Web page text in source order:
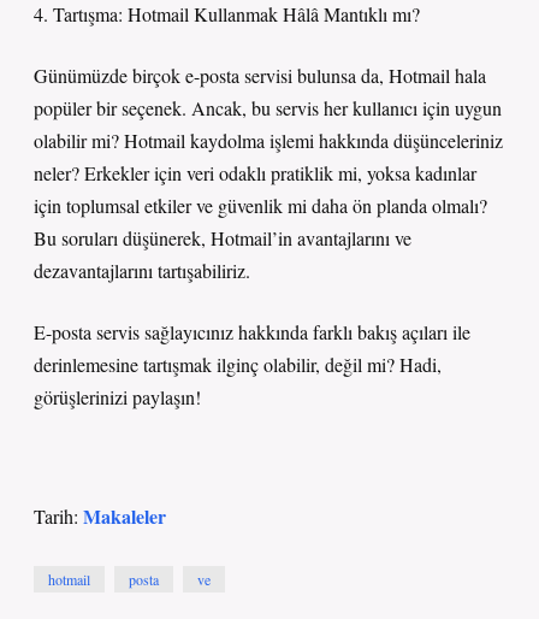
4. Tartışma: Hotmail Kullanmak Hâlâ Mantıklı mı?
Günümüzde birçok e-posta servisi bulunsa da, Hotmail hala
popüler bir seçenek. Ancak, bu servis her kullanıcı için uygun
olabilir mi? Hotmail kaydolma işlemi hakkında düşünceleriniz
neler? Erkekler için veri odaklı pratiklik mi, yoksa kadınlar
için toplumsal etkiler ve güvenlik mi daha ön planda olmalı?
Bu soruları düşünerek, Hotmail’in avantajlarını ve
dezavantajlarını tartışabiliriz.
E-posta servis sağlayıcınız hakkında farklı bakış açıları ile
derinlemesine tartışmak ilginç olabilir, değil mi? Hadi,
görüşlerinizi paylaşın!
Tarih: Makaleler
hotmail posta ve